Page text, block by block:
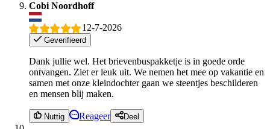
Cobi Noordhoff
12-7-2026
Geverifieerd
Dank jullie wel. Het brievenbuspakketje is in goede orde
ontvangen. Ziet er leuk uit. We nemen het mee op vakantie en
samen met onze kleindochter gaan we steentjes beschilderen
en mensen blij maken.
Nuttig Reageer Deel